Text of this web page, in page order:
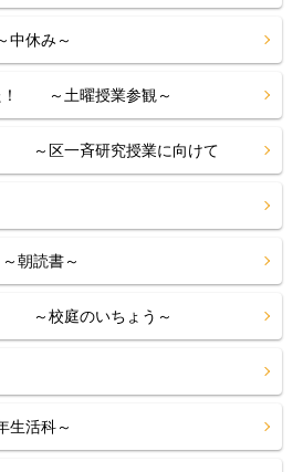
休み～
！ ～土曜授業参観～
～区一斉研究授業に向けて
朝読書～
～校庭のいちょう～
活科～